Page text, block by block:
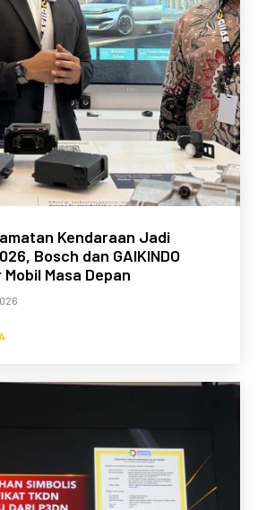
Kendaraan Jadi
Bosch dan GAIKINDO
Masa Depan